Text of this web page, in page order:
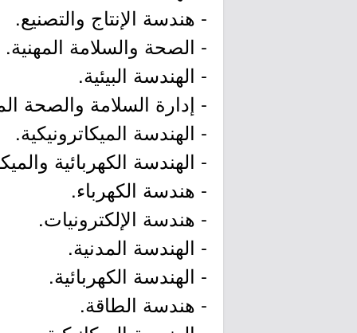
- هندسة الإنتاج والتصنيع.
- الصحة والسلامة المهنية.
- الهندسة البيئية.
- إدارة السلامة والصحة
- الهندسة الميكاترونيكية.
- الهندسة الكهربائية
- هندسة الكهرباء.
- هندسة الإلكترونيات.
- الهندسة المدنية.
- الهندسة الكهربائية.
- هندسة الطاقة.